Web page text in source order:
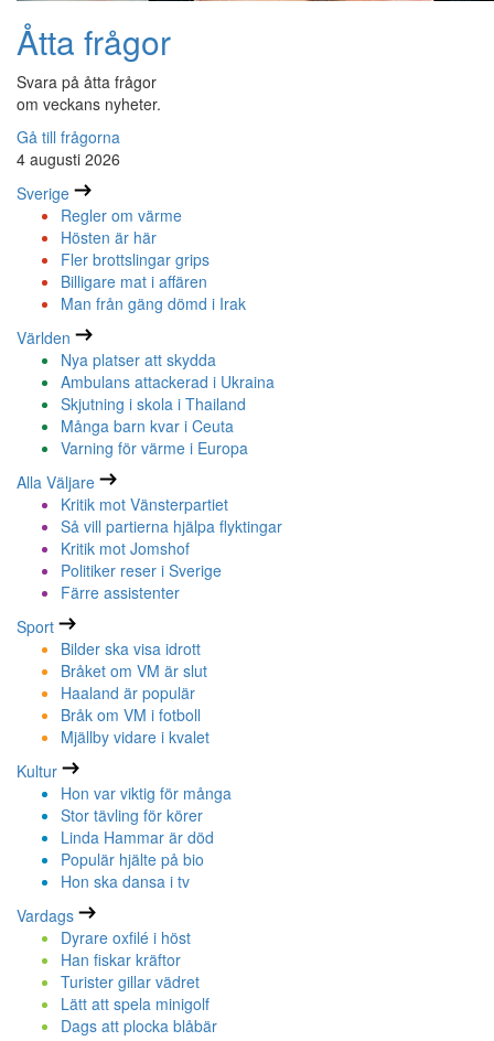
Åtta frågor
Svara på åtta frågor
om veckans nyheter.
Gå till frågorna
4 augusti 2026
Sverige
Regler om värme
Hösten är här
Fler brottslingar grips
Billigare mat i affären
Man från gäng dömd i Irak
Världen
Nya platser att skydda
Ambulans attackerad i Ukraina
Skjutning i skola i Thailand
Många barn kvar i Ceuta
Varning för värme i Europa
Alla Väljare
Kritik mot Vänsterpartiet
Så vill partierna hjälpa flyktingar
Kritik mot Jomshof
Politiker reser i Sverige
Färre assistenter
Sport
Bilder ska visa idrott
Bråket om VM är slut
Haaland är populär
Bråk om VM i fotboll
Mjällby vidare i kvalet
Kultur
Hon var viktig för många
Stor tävling för körer
Linda Hammar är död
Populär hjälte på bio
Hon ska dansa i tv
Vardags
Dyrare oxfilé i höst
Han fiskar kräftor
Turister gillar vädret
Lätt att spela minigolf
Dags att plocka blåbär